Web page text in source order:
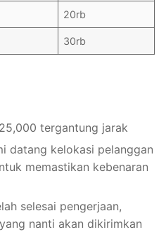
20rb
30rb
tergantung jarak
datang kelokasi pelanggan
memastikan kebenaran
selesai pengerjaan,
nanti akan dikirimkan